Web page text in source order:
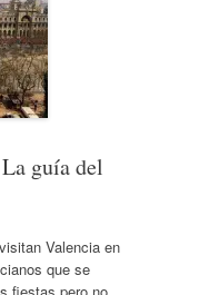
guía del
Valencia en
que se
fiestas pero no